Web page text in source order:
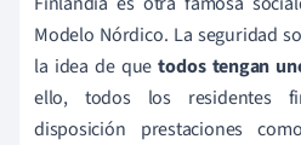
Modelo Nórdico. La seguridad
la idea de quetodos tengan
ello, todos los residentes
disposición prestaciones